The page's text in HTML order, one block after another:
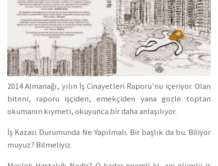
2014 Almanağı, yılın İş Cinayetleri Raporu’nu içeriyor. Olan
biteni, raporu işçiden, emekçiden yana gözle toptan
okumanın kıymeti, okuyunca bir daha anlaşılıyor.
İş Kazası Durumunda Ne Yapılmalı. Bir başlık da bu. Biliyor
muyuz? Bilmeliyiz.